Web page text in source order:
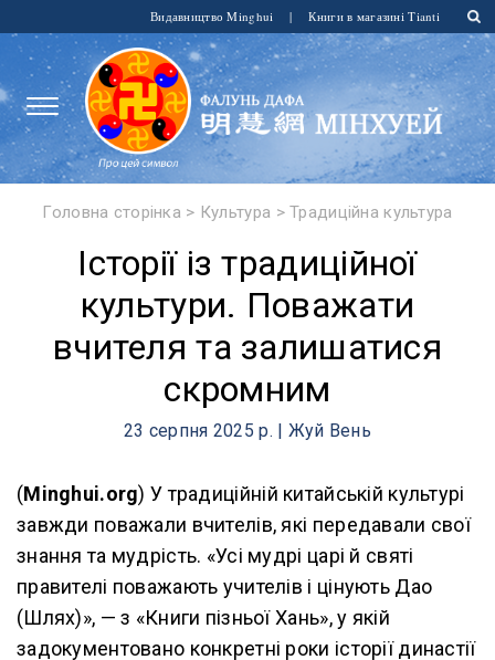
Видавництво Minghui | Книги в магазині Tianti
Головна сторінка > Культура >Традиційна культура
Історії із традиційної
культури. Поважати
вчителя та залишатися
скромним
23 серпня 2025 р. | Жуй Вень
(Minghui.org) У традиційній китайській культурі
завжди поважали вчителів, які передавали свої
знання та мудрість. «Усі мудрі царі й святі
правителі поважають учителів і цінують Дао
(Шлях)», — з «Книги пізньої Хань», у якій
задокументовано конкретні роки історії династії